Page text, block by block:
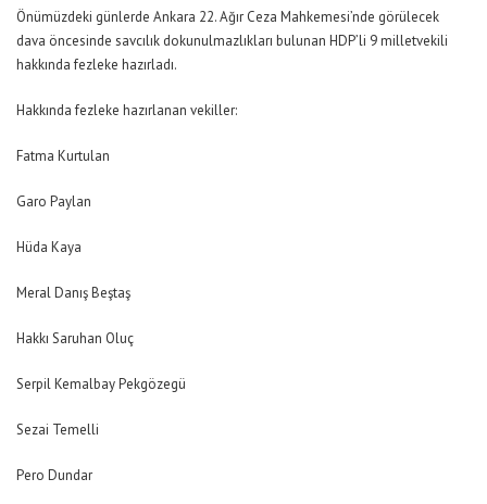
Önümüzdeki günlerde Ankara 22. Ağır Ceza Mahkemesi’nde görülecek
dava öncesinde savcılık dokunulmazlıkları bulunan HDP’li 9 milletvekili
hakkında fezleke hazırladı.
Hakkında fezleke hazırlanan vekiller:
Fatma Kurtulan
Garo Paylan
Hüda Kaya
Meral Danış Beştaş
Hakkı Saruhan Oluç
Serpil Kemalbay Pekgözegü
Sezai Temelli
Pero Dundar